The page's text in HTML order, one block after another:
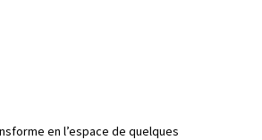
en l’espace de quelques